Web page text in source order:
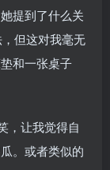
提到了什么关
但这对我毫无
和一张桌子
，让我觉得自
。或者类似的